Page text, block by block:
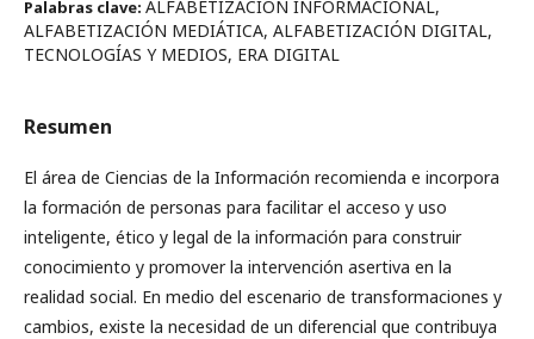
Palabras clave: ALFABETIZACIÓN INFORMACIONAL,
ALFABETIZACIÓN MEDIÁTICA, ALFABETIZACIÓN DIGITAL,
TECNOLOGÍAS Y MEDIOS, ERA DIGITAL
Resumen
El área de Ciencias de la Información recomienda e incorpora
la formación de personas para facilitar el acceso y uso
inteligente, ético y legal de la información para construir
conocimiento y promover la intervención asertiva en la
realidad social. En medio del escenario de transformaciones y
cambios, existe la necesidad de un diferencial que contribuya